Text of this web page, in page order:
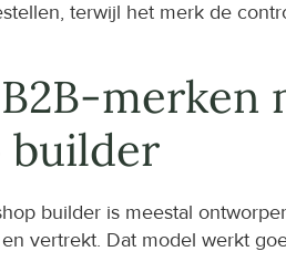
terwijl het merk de
merken
builder
builder is meestal
vertrekt. Dat model werkt